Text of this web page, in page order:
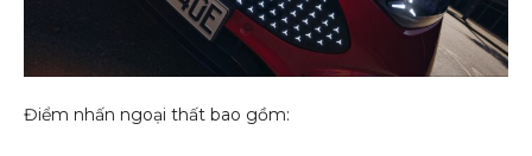
Điểm nhấn ngoại thất bao gồm: